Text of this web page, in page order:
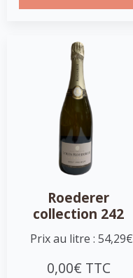
Roederer
collection 242
Prix au litre : 54,29€
0,00€ TTC